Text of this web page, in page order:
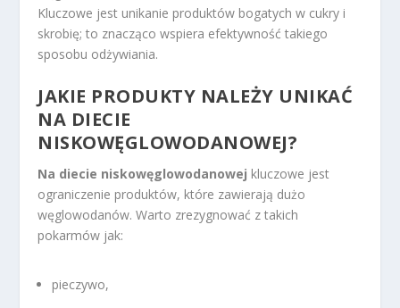
Kluczowe jest unikanie produktów bogatych w cukry i
skrobię; to znacząco wspiera efektywność takiego
sposobu odżywiania.
JAKIE PRODUKTY NALEŻY UNIKAĆ
NA DIECIE
NISKOWĘGLOWODANOWEJ?
Na diecie niskowęglowodanowej kluczowe jest
ograniczenie produktów, które zawierają dużo
węglowodanów. Warto zrezygnować z takich
pokarmów jak:
pieczywo,